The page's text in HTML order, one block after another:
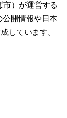
市）が運営する
公開情報や日本
しています。